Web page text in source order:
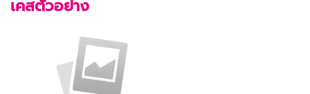
เคสตัวอย่าง